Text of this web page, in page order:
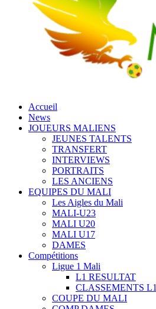
Accueil
News
JOUEURS MALIENS
JEUNES TALENTS
TRANSFERT
INTERVIEWS
PORTRAITS
LES ANCIENS
EQUIPES DU MALI
Les Aigles du Mali
MALI-U23
MALI U20
MALI U17
DAMES
Compétitions
Ligue 1 Mali
L1 RESULTAT
CLASSEMENTS L1
COUPE DU MALI